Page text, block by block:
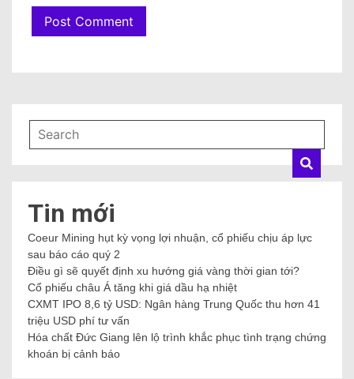
Tin mới
Coeur Mining hụt kỳ vọng lợi nhuận, cổ phiếu chịu áp lực
sau báo cáo quý 2
Điều gì sẽ quyết định xu hướng giá vàng thời gian tới?
Cổ phiếu châu Á tăng khi giá dầu hạ nhiệt
CXMT IPO 8,6 tỷ USD: Ngân hàng Trung Quốc thu hơn 41
triệu USD phí tư vấn
Hóa chất Đức Giang lên lộ trình khắc phục tình trạng chứng
khoán bị cảnh báo